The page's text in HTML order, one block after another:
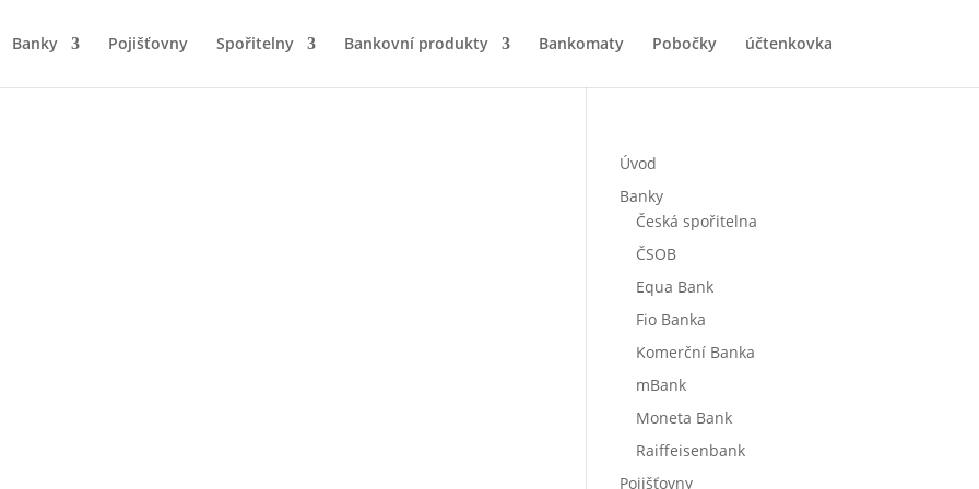
Banky Pojišťovny Spořitelny Bankovní produkty Bankomaty Pobočky účtenkovka
Úvod
Banky
Česká spořitelna
ČSOB
Equa Bank
Fio Banka
Komerční Banka
mBank
Moneta Bank
Raiffeisenbank
Pojišťovny